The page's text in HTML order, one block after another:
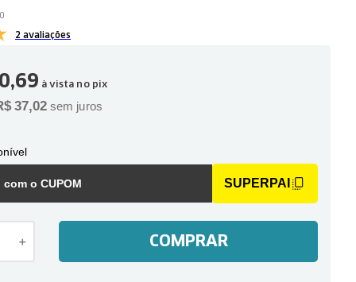
2 avaliações
,69 à vista no pix
37,02 sem juros
com o CUPOM SUPERPAI
＋ COMPRAR